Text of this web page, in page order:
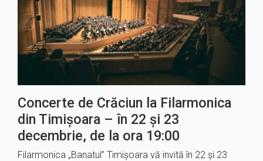
Concerte de Crăciun la Filarmonica
din Timișoara – în 22 și 23
decembrie, de la ora 19:00
Filarmonica „Banatul” Timișoara vă invită în 22 și 23